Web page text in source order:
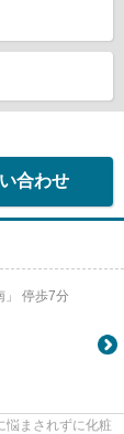
合わせ
」 停歩7分
悩まされずに化粧